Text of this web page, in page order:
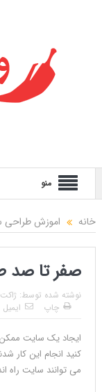
منو
خانه اموزش طراحی
صفر تا صد
نوشته شده توسط:
چاپ
ایمیل
ایجاد یک سایت
کنید انجام این کار
می توانند سایت راه